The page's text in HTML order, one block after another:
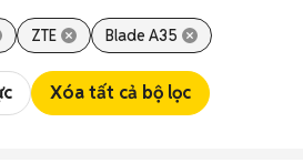
ZTE Blade A35
Xóa tất cả bộ lọc